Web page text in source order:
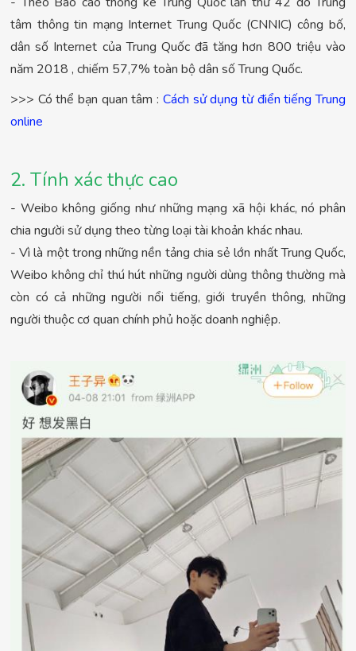
tâm thông tin mạng Internet Trung Quốc (CNNIC) công bố,
dân số Internet của Trung Quốc đã tăng hơn 800 triệu vào
năm 2018 , chiếm 57,7% toàn bộ dân số Trung Quốc.
>>> Có thể bạn quan tâm : Cách sử dụng từ điển tiếng Trung
online
2. Tính xác thực cao
- Weibo không giống như những mạng xã hội khác, nó phân
chia người sử dụng theo từng loại tài khoản khác nhau.
- Vì là một trong những nền tảng chia sẻ lớn nhất Trung Quốc,
Weibo không chỉ thú hút những người dùng thông thường mà
còn có cả những người nổi tiếng, giới truyền thông, những
người thuộc cơ quan chính phủ hoặc doanh nghiệp.